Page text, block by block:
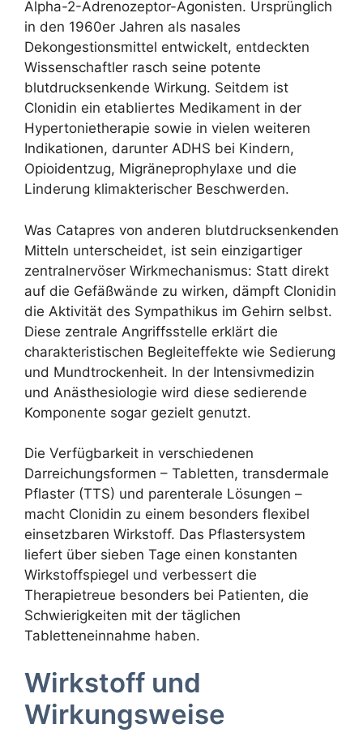
Alpha-2-Adrenozeptor-Agonisten. Ursprünglich
in den 1960er Jahren als nasales
Dekongestionsmittel entwickelt, entdeckten
Wissenschaftler rasch seine potente
blutdrucksenkende Wirkung. Seitdem ist
Clonidin ein etabliertes Medikament in der
Hypertonietherapie sowie in vielen weiteren
Indikationen, darunter ADHS bei Kindern,
Opioidentzug, Migräneprophylaxe und die
Linderung klimakterischer Beschwerden.
Was Catapres von anderen blutdrucksenkenden
Mitteln unterscheidet, ist sein einzigartiger
zentralnervöser Wirkmechanismus: Statt direkt
auf die Gefäßwände zu wirken, dämpft Clonidin
die Aktivität des Sympathikus im Gehirn selbst.
Diese zentrale Angriffsstelle erklärt die
charakteristischen Begleiteffekte wie Sedierung
und Mundtrockenheit. In der Intensivmedizin
und Anästhesiologie wird diese sedierende
Komponente sogar gezielt genutzt.
Die Verfügbarkeit in verschiedenen
Darreichungsformen – Tabletten, transdermale
Pflaster (TTS) und parenterale Lösungen –
macht Clonidin zu einem besonders flexibel
einsetzbaren Wirkstoff. Das Pflastersystem
liefert über sieben Tage einen konstanten
Wirkstoffspiegel und verbessert die
Therapietreue besonders bei Patienten, die
Schwierigkeiten mit der täglichen
Tabletteneinnahme haben.
Wirkstoff und
Wirkungsweise